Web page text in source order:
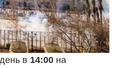
в 14:00на